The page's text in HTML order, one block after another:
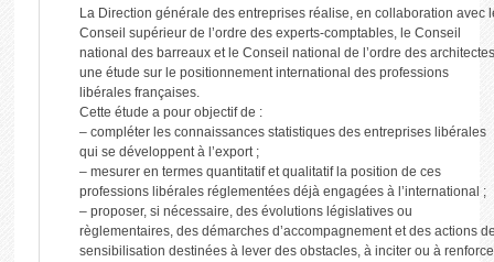
La Direction générale des entreprises réalise, en collaboration avec
Conseil supérieur de l’ordre des experts-comptables, le Conseil
national des barreaux et le Conseil national de l’ordre des
une étude sur le positionnement international des professions
libérales françaises.
Cette étude a pour objectif de :
– compléter les connaissances statistiques des entreprises libérales
qui se développent à l’export ;
– mesurer en termes quantitatif et qualitatif la position de ces
professions libérales réglementées déjà engagées à l’international ;
– proposer, si nécessaire, des évolutions législatives ou
règlementaires, des démarches d’accompagnement et des actions
sensibilisation destinées à lever des obstacles, à inciter ou à